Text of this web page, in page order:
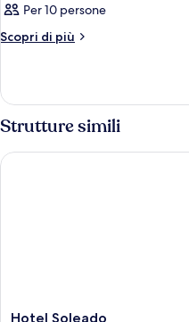
Per 10 persone
Scopri di più
Altri
Strutture simili
Hotel
Hotel Soleado
Hotel Soleado